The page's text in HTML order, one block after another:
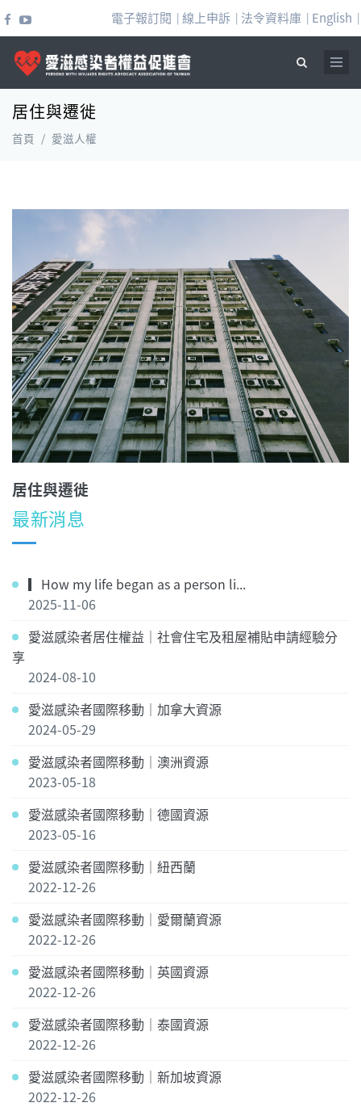
電子報訂閱 | 線上申訴 | 法令資料庫 | English |
搜尋表單
居住與遷徙
首頁 / 愛滋人權
居住與遷徙
最新消息
▎How my life began as a person li...
2025-11-06
愛滋感染者居住權益｜社會住宅及租屋補貼申請經驗分
享
2024-08-10
愛滋感染者國際移動｜加拿大資源
2024-05-29
愛滋感染者國際移動｜澳洲資源
2023-05-18
愛滋感染者國際移動｜德國資源
2023-05-16
愛滋感染者國際移動｜紐西蘭
2022-12-26
愛滋感染者國際移動｜愛爾蘭資源
2022-12-26
愛滋感染者國際移動｜英國資源
2022-12-26
愛滋感染者國際移動｜泰國資源
2022-12-26
愛滋感染者國際移動｜新加坡資源
2022-12-26